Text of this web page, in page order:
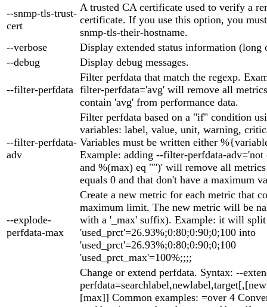
--snmp-tls-trust-
cert
A trusted CA certificate used to verify a
certificate. If you use this option, you
snmp-tls-their-hostname.
--verbose
Display extended status information (long
--debug
Display debug messages.
--filter-perfdata
Filter perfdata that match the regexp.
filter-perfdata='avg' will remove all
contain 'avg' from performance data.
--filter-perfdata-
adv
Filter perfdata based on a "if" condition
variables: label, value, unit, warning,
Variables must be written either
Example: adding --filter-perfdata-
and %(max) eq "")' will remove all
equals 0 and that don't have a maximum
--explode-
perfdata-max
Create a new metric for each metric that
maximum limit. The new metric will be
with a '_max' suffix). Example: it will split
'used_prct'=26.93%;0:80;0:90;0;100 into
'used_prct'=26.93%;0:80;0:90;0;100
'used_prct_max'=100%;;;;
Change or extend perfdata. Syntax: --
[max]] Common examples: =over 4